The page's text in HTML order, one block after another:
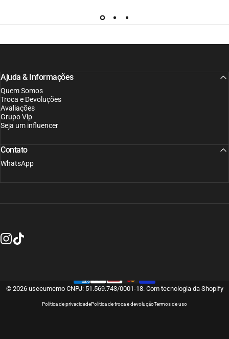
Ajuda & Informações
Quem Somos
Troca e Devoluções
Avaliações
Grupo Vip
Seja um influencer
Contato
WhatsApp
© 2026 useeumemo CNPJ: 51.569.743/0001-18. Com tecnologia da Shopify
Política de privacidadePolítica de troca e devoluçãoTermos de uso